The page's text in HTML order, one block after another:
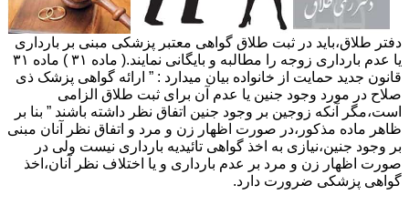
دفتر طلاق،باید در ثبت طلاق گواهی معتبر پزشکی مبنی بر بارداری
یا عدم بارداری زوجه را مطالبه و بایگانی نمایند.( ماده ۳۱ ) ماده ۳۱
قانون جدید حمایت از خانواده بیان میدارد : ” ارائه گواهی پزشک ذی
صلاح در مورد وجود جنین یا عدم آن برای ثبت طلاق الزامی
است،مگر آنکه زوجین بر وجود جنین اتفاق نظر داشته باشند ” بنا بر
ظاهر ماده مذکور،در صورت اظهار زن و مرد و اتفاق نظر آنان مبنی
بر وجود جنین،نیازی به اخذ گواهی تائیدیه بارداری نیست ولی در
صورت اظهار زن و مرد بر عدم بارداری و یا اختلاف نظر آنان،اخذ
گواهی پزشکی ضرورت دارد.